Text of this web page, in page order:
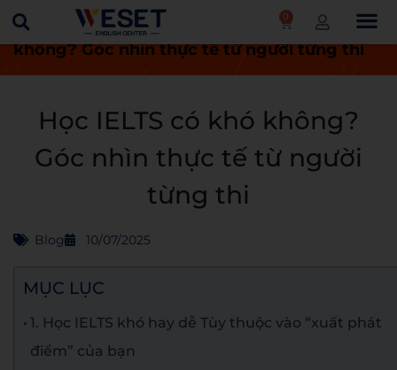
0
Trang chủ Blog
Học IELTS có khó
không? Góc nhìn thực tế từ người từng thi
Học IELTS có khó không?
Góc nhìn thực tế từ người
từng thi
Blog 10/07/2025
MỤC LỤC
1. Học IELTS khó hay dễ Tùy thuộc vào “xuất phát
điểm” của bạn